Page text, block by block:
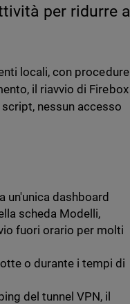
per ridurre al
locali, con procedure
il riavvio di Firebox
nessun accesso
un'unica dashboard
scheda Modelli,
fuori orario per molti
o durante i tempi di
del tunnel VPN, il